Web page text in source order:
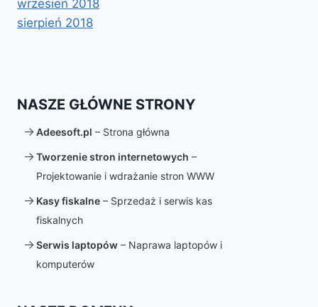
wrzesień 2018
sierpień 2018
NASZE GŁÓWNE STRONY
Adeesoft.pl – Strona główna
Tworzenie stron internetowych –
Projektowanie i wdrażanie stron WWW
Kasy fiskalne– Sprzedaż i serwis kas
fiskalnych
Serwis laptopów– Naprawa laptopów i
komputerów